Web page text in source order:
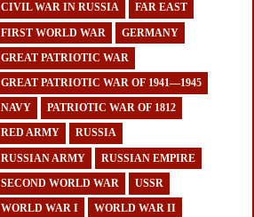
CIVIL WAR IN RUSSIA FAR EAST
FIRST WORLD WAR GERMANY
GREAT PATRIOTIC WAR
GREAT PATRIOTIC WAR OF 1941—1945
NAVY PATRIOTIC WAR OF 1812
RED ARMY RUSSIA
RUSSIAN ARMY RUSSIAN EMPIRE
SECOND WORLD WAR USSR
WORLD WAR I WORLD WAR II